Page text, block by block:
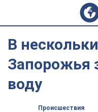
В
Запорожья
воду
Происшествия